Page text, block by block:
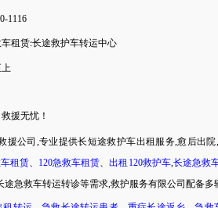
1116
租赁:长途救护车转运中心
上
援无忧！
援公司,专业提供长短途救护车出租服务,愈后出
租赁、 120急救车租赁、出租 120救护车,长途急救
途急救车转运转诊等需求,救护服务有限公司配备多